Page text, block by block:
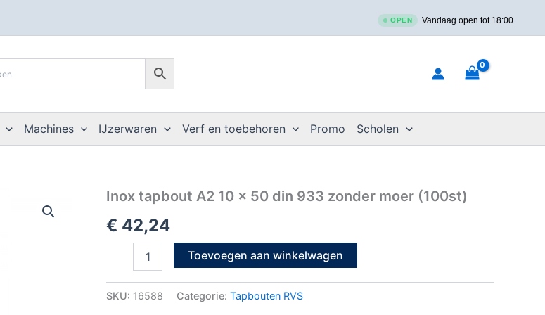
OPEN Vandaag open tot 18:00
Machines IJzerwaren Verf en toebehoren Promo Scholen
Inox tapbout A2 10 x 50 din 933 zonder moer (100st)
€ 42,24
Inox
A2
10
933
Toevoegen aan winkelwagen
SKU: 16588 Categorie: Tapbouten RVS